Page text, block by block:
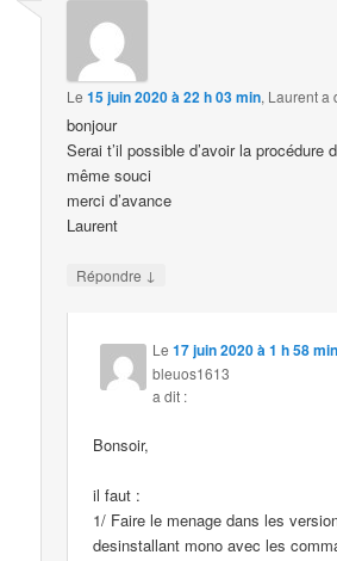
Le15 juin 2020 à 22 h 03 min, Laurenta
bonjour
Serai t’il possible d’avoir la procédure
même souci
merci d’avance
Laurent
Répondre ↓
Le17 juin 2020 à 1 h 58 min
bleuos1613
a dit :
Bonsoir,
il faut :
1/ Faire le menage dans les
desinstallant mono avec les